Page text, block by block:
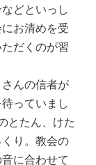
どといっし
お清めを受
だくのが習
んの信者が
っていまし
とたん、けた
り。教会の
に合わせて